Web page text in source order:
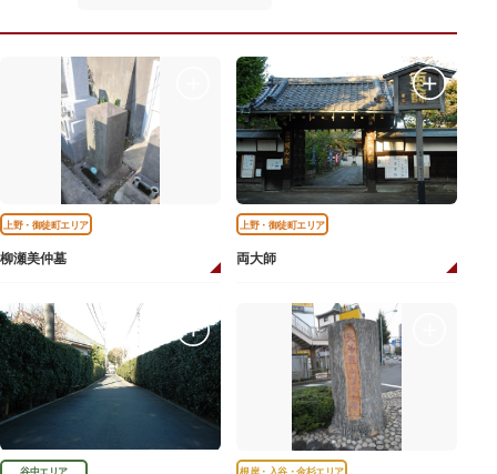
上野・御徒町エリア
柳瀬美仲墓
上野・御徒町エリア
両大師
谷中エリア 根岸・入谷・金杉エリア